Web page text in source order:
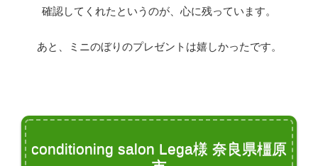
確認してくれたというのが、心に残っています。
あと、ミニのぼりのプレゼントは嬉しかったです。
conditioning salon Lega様 奈良県橿原